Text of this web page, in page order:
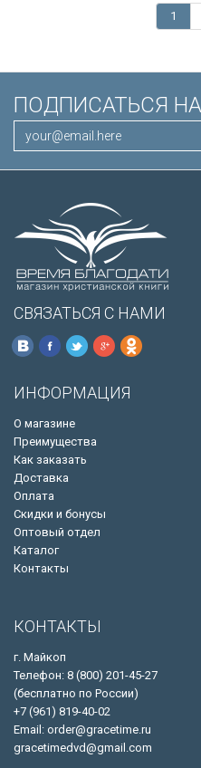
1
ПОДПИСАТЬСЯ
СВЯЗАТЬСЯ С НАМИ
ИНФОРМАЦИЯ
О магазине
Преимущества
Как заказать
Доставка
Оплата
Скидки и бонусы
Оптовый отдел
Каталог
Контакты
КОНТАКТЫ
г. Майкоп
Телефон: 8 (800) 201-45-27
(бесплатно по России)
+7 (961) 819-40-02
Email: order@gracetime.ru
gracetimedvd@gmail.com